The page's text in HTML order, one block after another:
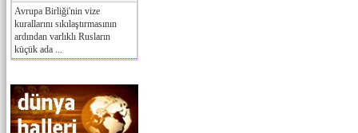
Avrupa Birliği'nin vize
kurallarını sıkılaştırmasının
ardından varlıklı Rusların
küçük ada ...